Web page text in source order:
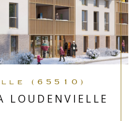
(65510)
LOUDENVIELLE